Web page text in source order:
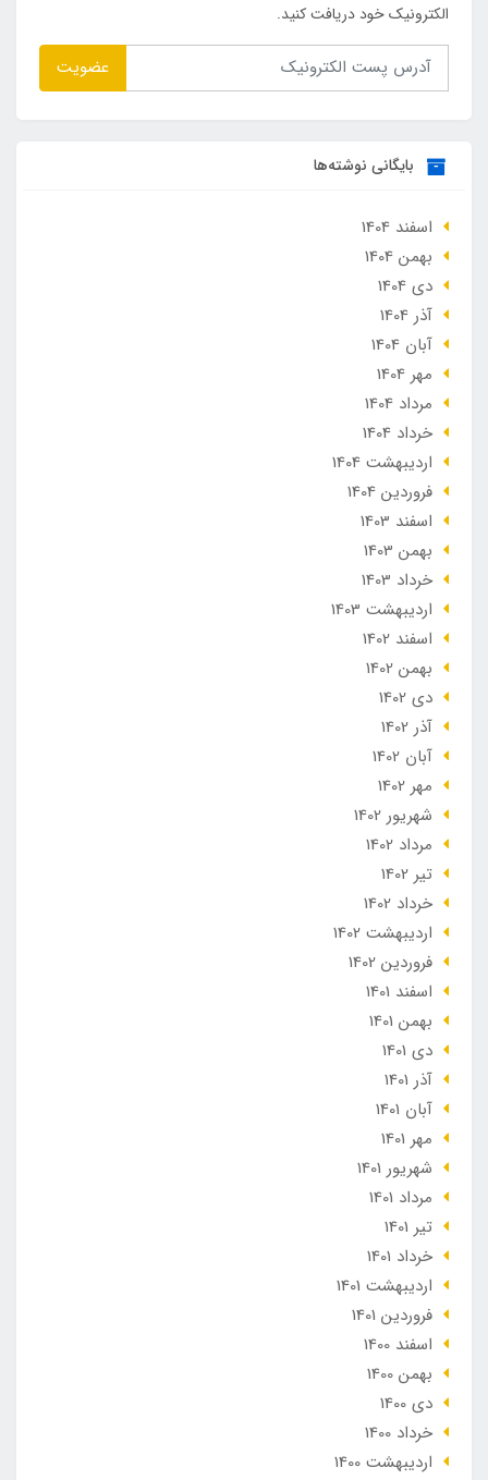
الکترونیک خود دریافت کنید.
عضویت
بایگانی نوشته‌ها
اسفند 1404
بهمن 1404
دی 1404
آذر 1404
آبان 1404
مهر 1404
مرداد 1404
خرداد 1404
ارديبهشت 1404
فروردین 1404
اسفند 1403
بهمن 1403
خرداد 1403
ارديبهشت 1403
اسفند 1402
بهمن 1402
دی 1402
آذر 1402
آبان 1402
مهر 1402
شهریور 1402
مرداد 1402
تير 1402
خرداد 1402
ارديبهشت 1402
فروردین 1402
اسفند 1401
بهمن 1401
دی 1401
آذر 1401
آبان 1401
مهر 1401
شهریور 1401
مرداد 1401
تير 1401
خرداد 1401
ارديبهشت 1401
فروردین 1401
اسفند 1400
بهمن 1400
دی 1400
خرداد 1400
ارديبهشت 1400